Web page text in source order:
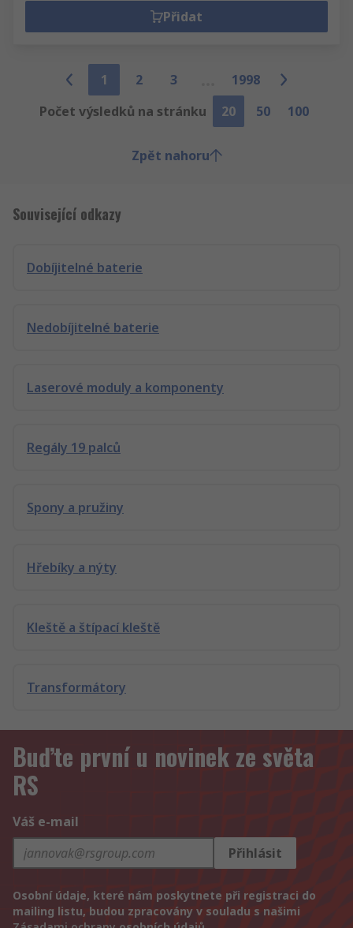
Přidat
1 2 3
1998
Počet výsledků na stránku
20 50 100
Zpět nahoru
Související odkazy
Dobíjitelné baterie
Nedobíjitelné baterie
Laserové moduly a komponenty
Regály 19 palců
Spony a pružiny
Hřebíky a nýty
Kleště a štípací kleště
Transformátory
Buďte první u novinek ze světa
RS
Váš e-mail
Přihlásit
Osobní údaje, které nám poskytnete při registraci do
mailing listu, budou zpracovány v souladu s našimi